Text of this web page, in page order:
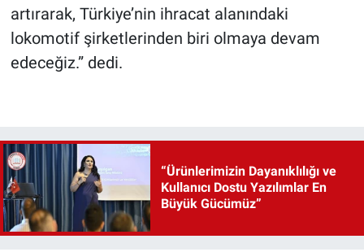
artırarak, Türkiye’nin ihracat alanındaki
lokomotif şirketlerinden biri olmaya devam
edeceğiz.” dedi.
“Ürünlerimizin Dayanıklılığı ve
Kullanıcı Dostu Yazılımlar En
Büyük Gücümüz”